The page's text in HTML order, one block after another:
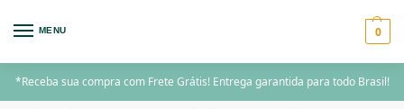
MENU 0
*Receba sua compra com Frete Grátis! Entrega garantida para todo Brasil!